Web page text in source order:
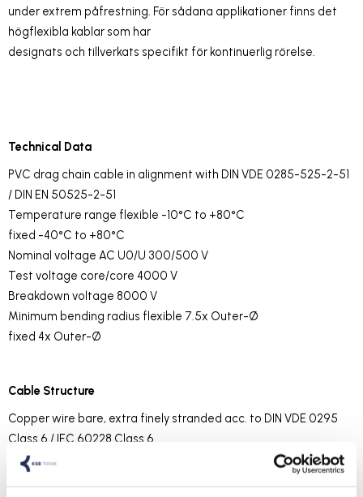
under extrem påfrestning. För sådana applikationer finns det
högflexibla kablar som har
designats och tillverkats specifikt för kontinuerlig rörelse.
Technical Data
PVC drag chain cable in alignment with DIN VDE 0285-525-2-51
/ DIN EN 50525-2-51
Temperature range flexible -10°C to +80°C
fixed -40°C to +80°C
Nominal voltage AC U0/U 300/500 V
Test voltage core/core 4000 V
Breakdown voltage 8000 V
Minimum bending radius flexible 7.5x Outer-Ø
fixed 4x Outer-Ø
Cable Structure
Copper wire bare, extra finely stranded acc. to DIN VDE 0295
Class 6 / IEC 60228 Class 6
Core insulation: PVC, compound type Z 7225
Core identification acc. to DIN VDE 0293-334, black cores with